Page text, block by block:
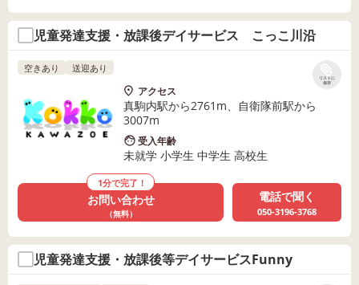
児童発達支援・放課後デイサービス こっこ川沿
リストに
保存
空きあり 送迎あり
アクセス
真駒内駅から2761m、自衛隊前駅から
3007m
受入年齢
未就学 小学生 中学生 高校生
1分で完了！
お問い合わせ
（無料）
電話で聞く
050-3196-3768
児童発達支援・放課後等デイサービスFunny